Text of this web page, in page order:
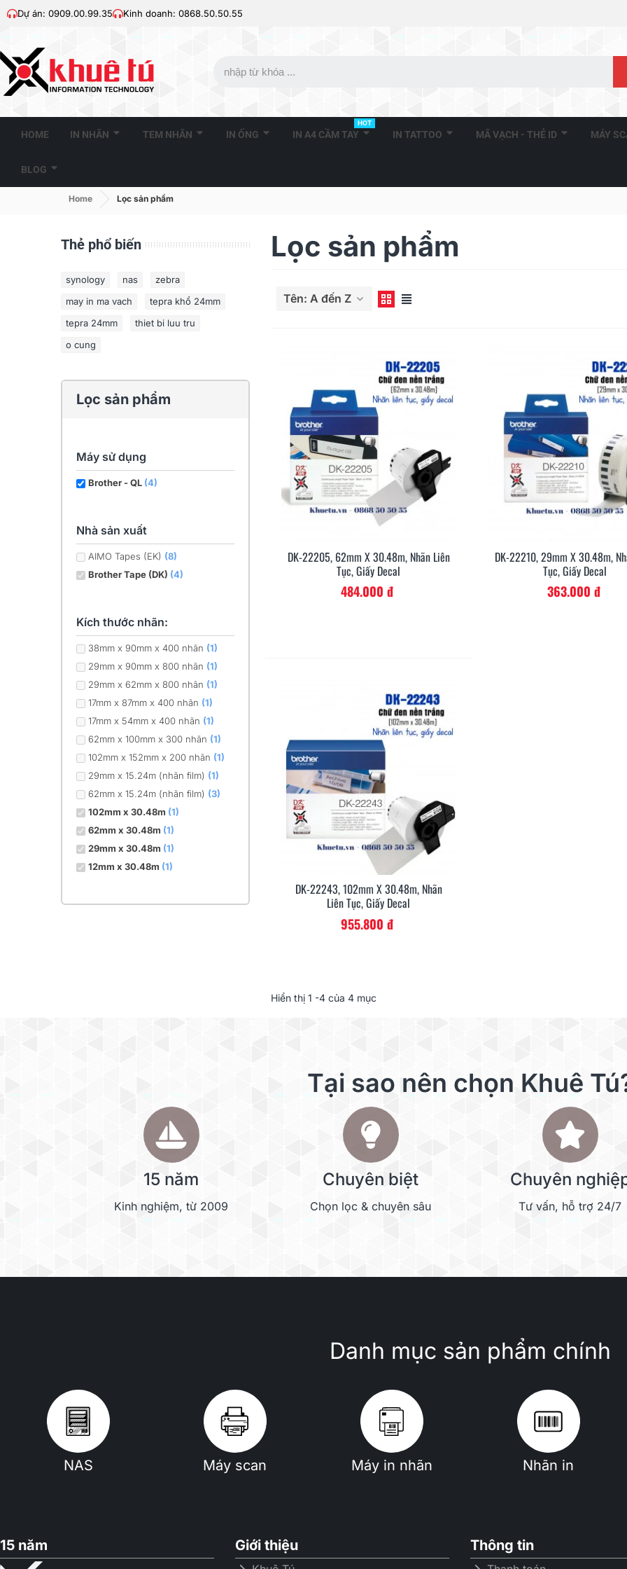
Dự án: 0909.00.99.35 Kinh doanh: 0868.50.50.55
HOME IN NHÃN TEM NHÃN IN ỐNG IN A4 CẦM TAY
HOT
IN TATTOO MÃ VẠCH - THẺ ID MÁY
BLOG
Home Lọc sản phẩm
Thẻ phổ biến
synology nas
zebra
may in ma vach
tepra khổ 24mm
tepra 24mm
thiet bi luu tru
o cung
Lọc sản phẩm
Máy sử dụng
Brother - QL (4)
Nhà sản xuất
AIMO Tapes (EK) (8)
Brother Tape (DK) (4)
Kích thước nhãn:
38mm x 90mm x 400 nhãn (1)
29mm x 90mm x 800 nhãn (1)
29mm x 62mm x 800 nhãn (1)
17mm x 87mm x 400 nhãn (1)
17mm x 54mm x 400 nhãn (1)
62mm x 100mm x 300 nhãn (1)
102mm x 152mm x 200 nhãn (1)
29mm x 15.24m (nhãn film) (1)
62mm x 15.24m (nhãn film) (3)
102mm x 30.48m (1)
62mm x 30.48m (1)
29mm x 30.48m (1)
12mm x 30.48m (1)
Lọc sản phẩm
Tên: A đến Z
Xem Nhanh
DK-22205, 62mm X 30.48m, Nhãn Liên
Tục, Giấy Decal
484.000 đ
Xem
DK-22210, 29mm X 30.48m,
Tục, Giấy Decal
363.000 đ
Xem Nhanh
DK-22243, 102mm X 30.48m, Nhãn
Liên Tục, Giấy Decal
955.800 đ
Hiển thị 1 -4 của 4 mục
Tại sao nên chọn Khuê
15 năm
Kinh nghiệm, từ 2009
Chuyên biệt
Chọn lọc & chuyên sâu
Chuyên
Tư vấn, hỗ trợ 24/7
Danh mục sản phẩm chính
NAS Máy scan Máy in nhãn Nhãn in
15 năm Giới thiệu Thông tin